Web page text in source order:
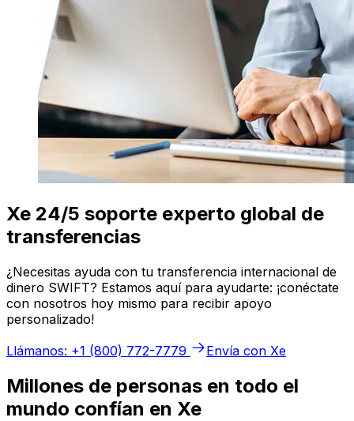
Xe 24/5 soporte experto global de
transferencias
¿Necesitas ayuda con tu transferencia internacional de
dinero SWIFT? Estamos aquí para ayudarte: ¡conéctate
con nosotros hoy mismo para recibir apoyo
personalizado!
Llámanos: +1 (800) 772-7779
Envía con Xe
Millones de personas en todo el
mundo confían en Xe